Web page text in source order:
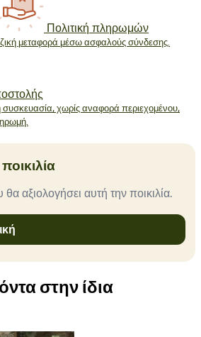
Πολιτική πληρωμών
μεταφορά μέσω ασφαλούς σύνδεσης.
χωρίς αναφορά περιεχομένου,
αξιολογήσει αυτή την ποικιλία.
στην ίδια